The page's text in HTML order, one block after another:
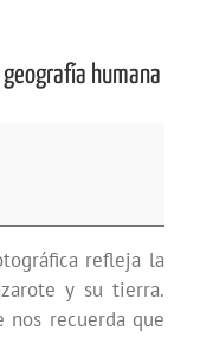
humana
refleja la
y su tierra.
nos recuerda que